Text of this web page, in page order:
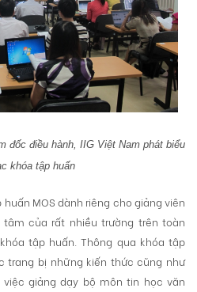
đốc điều hành, IIG Việt Nam phát biểu
khóa tập huấn
MOS dành riêng cho giảng viên
của rất nhiều trường trên toàn
tập huấn. Thông qua khóa tập
trang bị những kiến thức cũng như
giảng dạy bộ môn tin học văn